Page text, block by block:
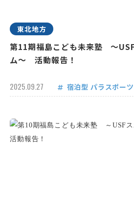
東北地方
第11期福島こども未来塾 ～
ム～ 活動報告！
2025.09.27 宿泊型 パラスポーツ